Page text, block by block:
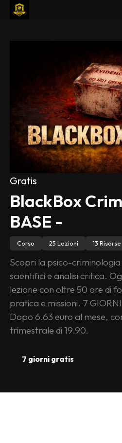
Leggi
Gioca
Borsa di Studio
Gratis
BlackBox
BASE -
Corso 25 Lezioni 13 Risorse
Scopri la psico-
scientifici e analisi critica.
lezione con oltre 50 ore di
pratica e missioni. 7
Dopo 6.63 euro al mese,
trimestrale di 19.90.
7 giorni gratis